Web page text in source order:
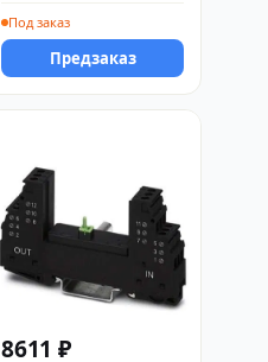
Под заказ
Предзаказ
8611 ₽